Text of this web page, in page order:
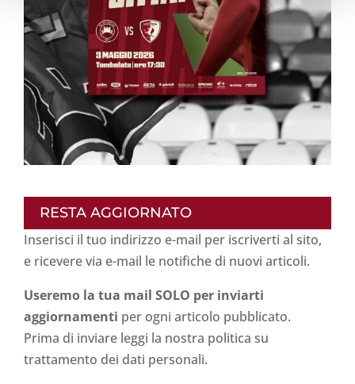
RESTA AGGIORNATO
Inserisci il tuo indirizzo e-mail per iscriverti al sito,
e ricevere via e-mail le notifiche di nuovi articoli.
Useremo la tua mail SOLO per inviarti
aggiornamenti per ogni articolo pubblicato.
Prima di inviare leggi la nostra politica su
trattamento dei dati personali.